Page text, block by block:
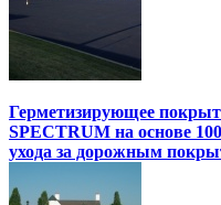
Герметизирующее
SPECTRUM на основе
ухода за дорожным